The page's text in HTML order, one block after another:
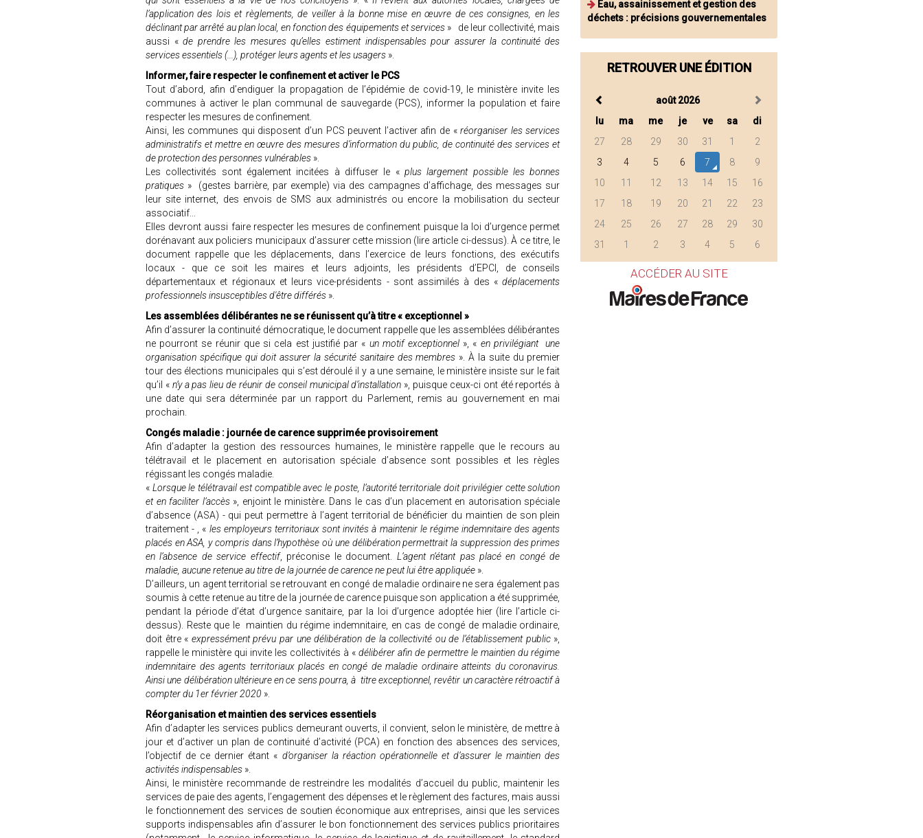
l’application des lois et règlements, de veiller à la bonne mise en œuvre de ces consignes, en les
déclinant par arrêté au plan local, en fonction des équipements et services » de leur collectivité, mais
aussi «de prendre les mesures qu’elles estiment indispensables pour assurer la continuité des
services essentiels (...), protéger leurs agents et les usagers ».
Informer, faire respecter le confinement et activer le PCS
Tout d’abord, afin d’endiguer la propagation de l’épidémie de covid-19, le ministère invite les
communes à activer le plan communal de sauvegarde (PCS), informer la population et faire
respecter les mesures de confinement.
Ainsi, les communes qui disposent d’un PCS peuvent l’activer afin de «réorganiser les services
administratifs et mettre en œuvre des mesures d’information du public, de continuité des services et
de protection des personnes vulnérables ».
Les collectivités sont également incitées à diffuser le «plus largement possible les bonnes
pratiques » (gestes barrière, par exemple) via des campagnes d’affichage, des messages sur
leur site internet, des envois de SMS aux administrés ou encore la mobilisation du secteur
associatif...
Elles devront aussi faire respecter les mesures de confinement puisque la loi d’urgence permet
dorénavant aux policiers municipaux d’assurer cette mission (lire article ci-dessus). À ce titre, le
document rappelle que les déplacements, dans l’exercice de leurs fonctions, des exécutifs
locaux - que ce soit les maires et leurs adjoints, les présidents d’EPCI, de conseils
départementaux et régionaux et leurs vice-présidents - sont assimilés à des «déplacements
professionnels insusceptibles d'être différés ».
Les assemblées délibérantes ne se réunissent qu’à titre « exceptionnel »
Afin d’assurer la continuité démocratique, le document rappelle que les assemblées délibérantes
ne pourront se réunir que si cela est justifié par « un motif exceptionnel », « en privilégiant une
organisation spécifique qui doit assurer la sécurité sanitaire des membres ». À la suite du premier
tour des élections municipales qui s’est déroulé il y a une semaine, le ministère insiste sur le fait
qu’il « n’y a pas lieu de réunir de conseil municipal d’installation », puisque ceux-ci ont été reportés à
une date qui sera déterminée par un rapport du Parlement, remis au gouvernement en mai
prochain.
Congés maladie : journée de carence supprimée provisoirement
Afin d’adapter la gestion des ressources humaines, le ministère rappelle que le recours au
télétravail et le placement en autorisation spéciale d’absence sont possibles et les règles
régissant les congés maladie.
« Lorsque le télétravail est compatible avec le poste, l’autorité territoriale doit privilégier cette solution
et en faciliter l’accès », enjoint le ministère. Dans le cas d’un placement en autorisation spéciale
d’absence (ASA) - qui peut permettre à l’agent territorial de bénéficier du maintien de son plein
traitement - , « les employeurs territoriaux sont invités à maintenir le régime indemnitaire des agents
placés en ASA, y compris dans l’hypothèse où une délibération permettrait la suppression des primes
en l’absence de service effectif, préconise le document.
L’agent n’étant pas placé en congé de
maladie, aucune retenue au titre de la journée de carence ne peut lui être appliquée ».
D’ailleurs, un agent territorial se retrouvant en congé de maladie ordinaire ne sera également pas
soumis à cette retenue au titre de la journée de carence puisque son application a été supprimée,
pendant la période d’état d’urgence sanitaire, par la loi d’urgence adoptée hier (lire l’article ci-
dessus). Reste que le maintien du régime indemnitaire, en cas de congé de maladie ordinaire,
doit être « expressément prévu par une délibération de la collectivité ou de l’établissement public»,
rappelle le ministère qui invite les collectivités à «délibérer afin de permettre le maintien du régime
indemnitaire des agents territoriaux placés en congé de maladie ordinaire atteints du coronavirus.
Ainsi une délibération ultérieure en ce sens pourra, à titre exceptionnel, revêtir un caractère rétroactif à
compter du 1er février 2020 ».
Réorganisation et maintien des services essentiels
Afin d’adapter les services publics demeurant ouverts, il convient, selon le ministère, de mettre à
jour et d’activer un plan de continuité d’activité (PCA) en fonction des absences des services,
l’objectif de ce dernier étant « d’organiser la réaction opérationnelle et d’assurer le maintien des
activités indispensables ».
Ainsi, le ministère recommande de restreindre les modalités d’accueil du public, maintenir les
services de paie des agents, l’engagement des dépenses et le règlement des factures, mais aussi
le fonctionnement des services de soutien économique aux entreprises, ainsi que les services
supports indispensables afin d’assurer le bon fonctionnement des services publics prioritaires
Eau, assainissement et gestion des
déchets : précisions gouvernementales
RETROUVER UNE ÉDITION
août 2026
lu
ma me je ve sa
di
27
28 29 30 31 1
2
3
4 5 6 7 8
9
10
11 12 13 14 15
16
17
18 19 20 21 22
23
24
25 26 27 28 29
30
31
1 2 3 4 5 6
ACCÉDER AU SITE